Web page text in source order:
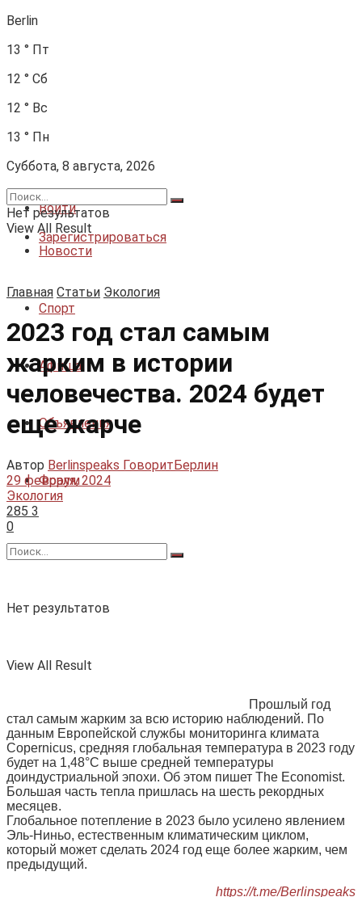
Berlin
13 ° Пт
12 ° Сб
12 ° Вс
13 ° Пн
Суббота, 8 августа, 2026
Войти
Зарегистрироваться
Статьи
Новости
Спорт
Афиша
Объявления
Форум
Нет результатов
View All Result
Нет результатов
View All Result
Главная Статьи Экология
2023 год стал самым
жарким в истории
человечества. 2024 будет
еще жарче
Автор Berlinspeaks ГоворитБерлин
29 февраля, 2024
Экология
285 3
0
Прошлый год
стал самым жарким за всю историю наблюдений. По
данным Европейской службы мониторинга климата
Copernicus, средняя глобальная температура в 2023 году
будет на 1,48°C выше средней температуры
доиндустриальной эпохи. Об этом пишет The Economist.
Большая часть тепла пришлась на шесть рекордных
месяцев.
Глобальное потепление в 2023 было усилено явлением
Эль-Ниньо, естественным климатическим циклом,
который может сделать 2024 год еще более жарким, чем
предыдущий.
https://t.me/Berlinspeaks